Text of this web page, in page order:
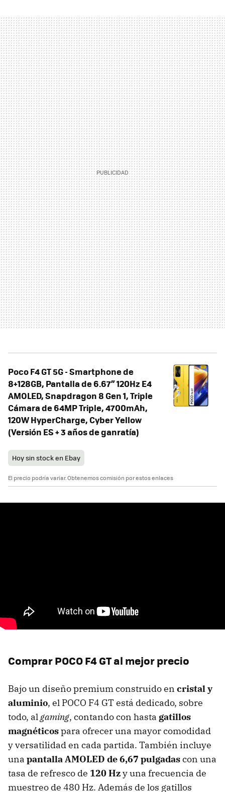
Poco F4 GT 5G - Smartphone de
8+128GB, Pantalla de 6.67” 120Hz E4
AMOLED, Snapdragon 8 Gen 1, Triple
Cámara de 64MP Triple, 4700mAh,
120W HyperCharge, Cyber Yellow
(Versión ES + 3 años de ganratía)
Hoy sin stock en Ebay
El precio podría variar. Obtenemos comisión por estos enlaces
Comprar POCO F4 GT al mejor precio
Bajo un diseño premium construido en cristal y
aluminio, el POCO F4 GT está dedicado, sobre
todo, algaming, contando con hasta gatillos
magnéticospara ofrecer una mayor comodidad
y versatilidad en cada partida. También incluye
una pantalla AMOLED de 6,67 pulgadascon una
tasa de refresco de 120 Hzy una frecuencia de
muestreo de 480 Hz. Además de los gatillos